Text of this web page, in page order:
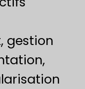
gestion